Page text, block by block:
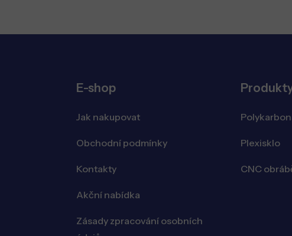
E-shop
Jak nakupovat
Obchodní podmínky
Kontakty
Akční nabídka
Zásady zpracování osobních
Plexisklo
CNC